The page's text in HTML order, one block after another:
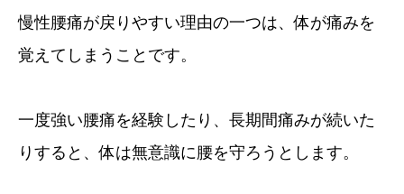
慢性腰痛が戻りやすい理由の一つは、体が痛みを
覚えてしまうことです。
一度強い腰痛を経験したり、長期間痛みが続いた
りすると、体は無意識に腰を守ろうとします。